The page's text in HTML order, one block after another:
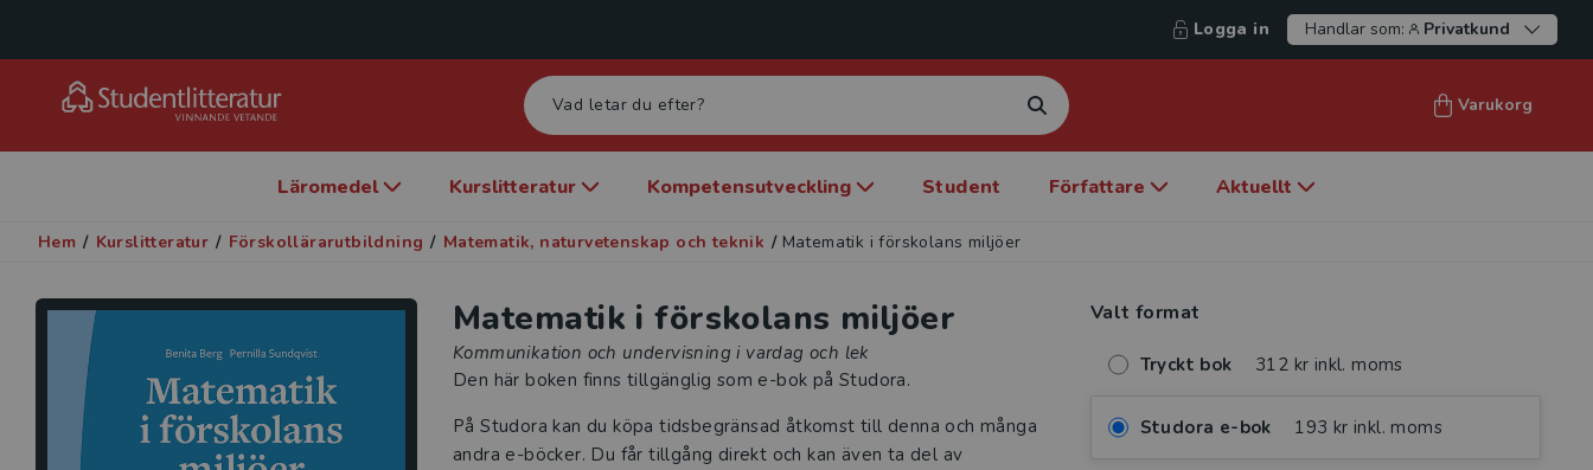
Logga in Handlar som: Privatkund
Varukorg
Läromedel Kurslitteratur Kompetensutveckling Student Författare Aktuellt
Hem / Kurslitteratur / Förskollärarutbildning / Matematik, naturvetenskap och teknik / Matematik i förskolans miljöer
Matematik i förskolans miljöer
Kommunikation och undervisning i vardag och lek
Den här boken finns tillgänglig som e-bok på Studora.
På Studora kan du köpa tidsbegränsad åtkomst till denna och många
andra e-böcker. Du får tillgång direkt och kan även ta del av
Valt format
Tryckt bok 312 kr inkl. moms
Studora e-bok 193 kr inkl. moms